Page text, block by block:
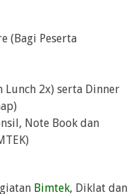
(Bagi Peserta
Lunch 2x) serta Dinner
Note Book dan
Bimtek, Diklat dan